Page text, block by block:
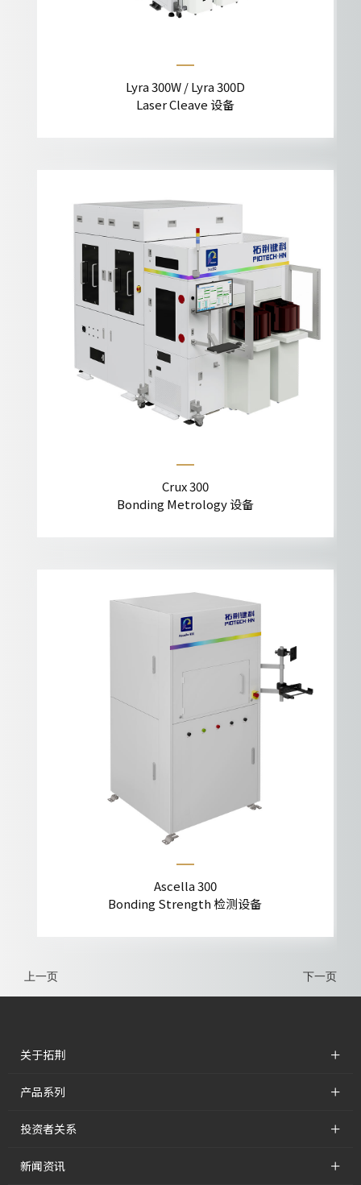
Lyra 300W / Lyra 300D
Laser Cleave 设备
Crux 300
Bonding Metrology 设备
Ascella 300
Bonding Strength 检测设备
上一页 下一页
关于拓荆 +
产品系列 +
投资者关系 +
新闻资讯 +